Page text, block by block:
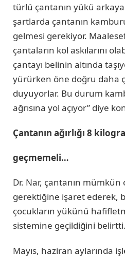
türlü çantanın yükü
şartlarda çantanın
gelmesi gerekiyor.
çantaların kol askılarını
çantayı belinin altında
yürürken öne doğru daha
duyuyorlar. Bu durum
ağrısına yol açıyor” diye
Çantanın ağırlığı 8
geçmemeli…
Dr. Nar, çantanın
gerektiğine işaret ederek,
çocukların yükünü
sistemine geçildiğini belirtti.
Mayıs, haziran aylarında